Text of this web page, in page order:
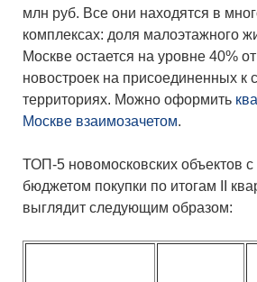
млн руб. Все они находятся в
комплексах: доля малоэтажного
Москве остается на уровне 40%
новостроек на присоединенных к
территориях. Можно оформить
Москве взаимозачетом.
ТОП-5 новомосковских объектов
бюджетом покупки по итогам II
выглядит следующим образом: